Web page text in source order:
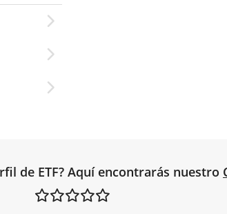
de ETF? Aquí encontrarás nuestro